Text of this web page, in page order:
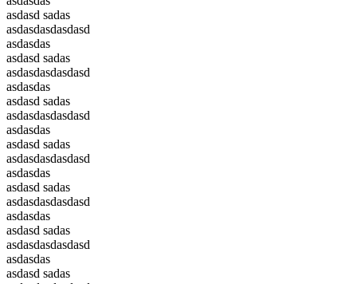
asdasd sadas
asdasdasdasdasd
asdasdas
asdasd sadas
asdasdasdasdasd
asdasdas
asdasd sadas
asdasdasdasdasd
asdasdas
asdasd sadas
asdasdasdasdasd
asdasdas
asdasd sadas
asdasdasdasdasd
asdasdas
asdasd sadas
asdasdasdasdasd
asdasdas
asdasd sadas